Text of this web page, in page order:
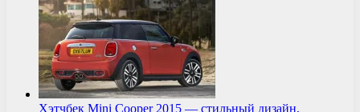
Хэтчбек Mini Cooper 2015 — стильный дизайн,